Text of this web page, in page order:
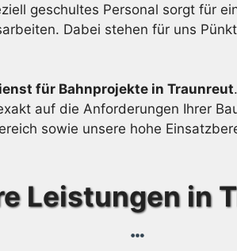
geschultes Personal sorgt für
Dabei stehen für uns
für Bahnprojekte in Traunreut
auf die Anforderungen Ihrer
sowie unsere hohe
Leistungen in